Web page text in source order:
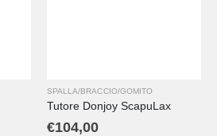
SPALLA/BRACCIO/GOMITO
Tutore Donjoy ScapuLax
€104,00